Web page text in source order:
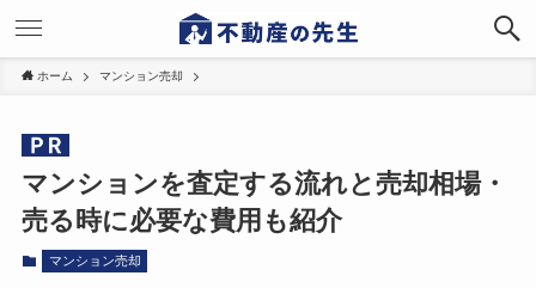
ホーム マンション売却
マンションを査定する流れと売却相場・
売る時に必要な費用も紹介
マンション売却